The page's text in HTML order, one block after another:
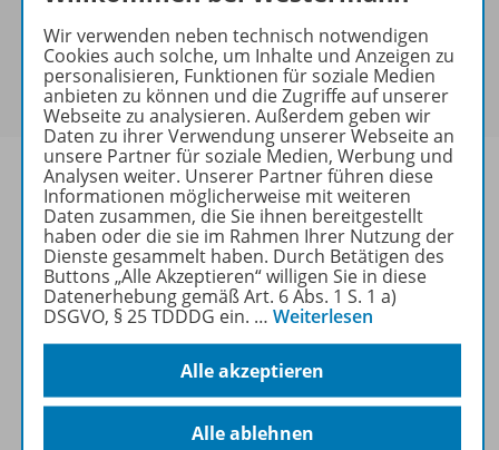
Sie haben ein passendesSpar-Paket?
Um den für Sie gültigen Preis zu sehen,melden Sie
sich bitte an.
Informationen
Weitere Inhalte der Ausgabe
Spar-Pakete
Wir verwenden neben technisch notwendigen
Cookies auch solche, um Inhalte und Anzeigen zu
personalisieren, Funktionen für soziale Medien
anbieten zu können und die Zugriffe auf unserer
Webseite zu analysieren. Außerdem geben wir
Daten zu ihrer Verwendung unserer Webseite an
unsere Partner für soziale Medien, Werbung und
Analysen weiter. Unserer Partner führen diese
Informationen möglicherweise mit weiteren
Daten zusammen, die Sie ihnen bereitgestellt
haben oder die sie im Rahmen Ihrer Nutzung der
Dienste gesammelt haben. Durch Betätigen des
Buttons „Alle Akzeptieren“ willigen Sie in diese
Datenerhebung gemäß Art. 6 Abs. 1 S. 1 a)
DSGVO, § 25 TDDDG ein. … Weiterlesen
Alle akzeptieren
Alle ablehnen